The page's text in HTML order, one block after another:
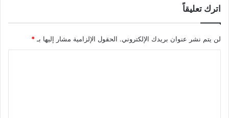
اترك تعليقاً
لن يتم نشر عنوان بريدك الإلكتروني. الحقول الإلزامية مشار إليها بـ *